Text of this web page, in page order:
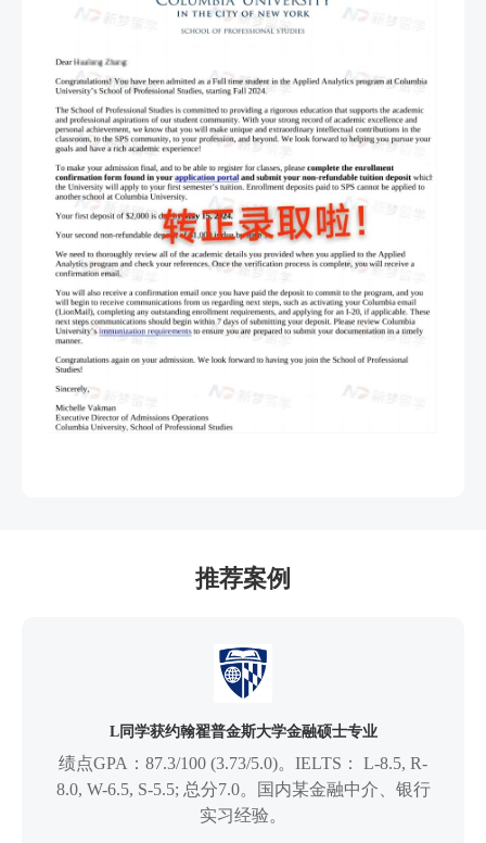
推荐案例
L同学获约翰翟普金斯大学金融硕士专业
绩点GPA：87.3/100 (3.73/5.0)。IELTS： L-8.5, R-
8.0, W-6.5, S-5.5; 总分7.0。国内某金融中介、银行
实习经验。